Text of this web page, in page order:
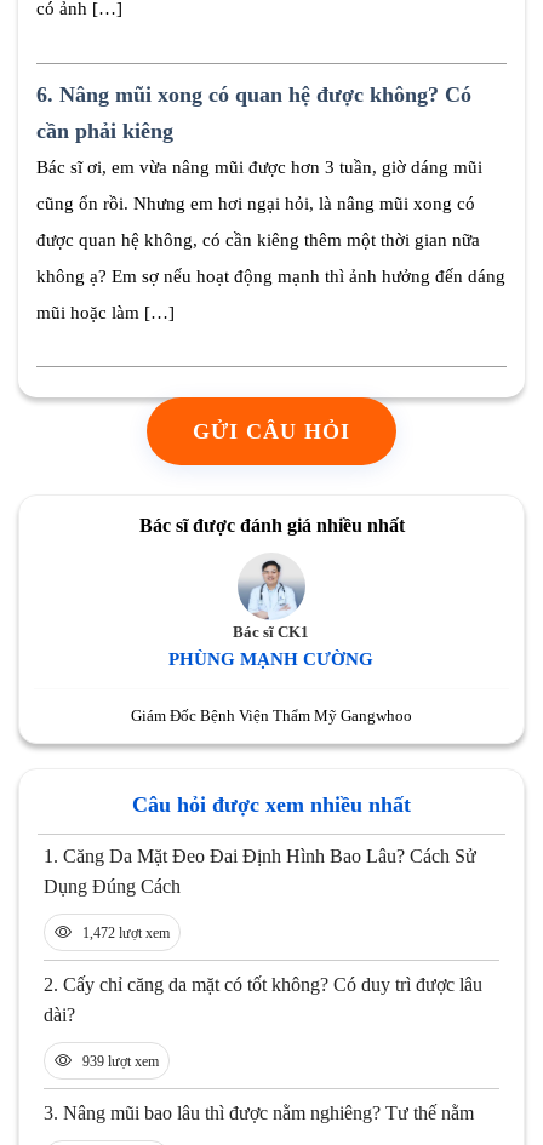
có ảnh […]
6. Nâng mũi xong có quan hệ được không? Có
cần phải kiêng
Bác sĩ ơi, em vừa nâng mũi được hơn 3 tuần, giờ dáng mũi
cũng ổn rồi. Nhưng em hơi ngại hỏi, là nâng mũi xong có
được quan hệ không, có cần kiêng thêm một thời gian nữa
không ạ? Em sợ nếu hoạt động mạnh thì ảnh hưởng đến dáng
mũi hoặc làm […]
GỬI CÂU HỎI
Bác sĩ được đánh giá nhiều nhất
Bác sĩ CK1
PHÙNG MẠNH CƯỜNG
Giám Đốc Bệnh Viện Thẩm Mỹ Gangwhoo
Câu hỏi được xem nhiều nhất
1. Căng Da Mặt Đeo Đai Định Hình Bao Lâu? Cách Sử
Dụng Đúng Cách
1,472 lượt xem
2. Cấy chỉ căng da mặt có tốt không? Có duy trì được lâu
dài?
939 lượt xem
3. Nâng mũi bao lâu thì được nằm nghiêng? Tư thế nằm